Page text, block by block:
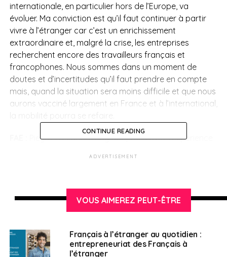
internationale, en particulier hors de l’Europe, va
évoluer. Ma conviction est qu’il faut continuer à partir
vivre à l’étranger car c’est un enrichissement
extraordinaire et, malgré la crise, les entreprises
recherchent encore des travailleurs français et
francophones. Nous sommes dans un moment de
doutes et d’incertitudes qu’il faut prendre en compte
mais, quand la situation sera moins difficile et que nous
aurons vacciné largement en France et à l’international,
Pieyre-Alexandre Anglade, vous avez l’expérience
n’avais pas été expatrié à un moment donné dans ma
m’a offert une ouverture sur le monde absolument
extraordinaire ainsi qu’un enrichissement culturel, social
CONTINUE READING
ADVERTISEMENT
VOUS AIMEREZ PEUT-ÊTRE
Français à l’étranger au quotidien :
entrepreneuriat des Français à
l’étranger